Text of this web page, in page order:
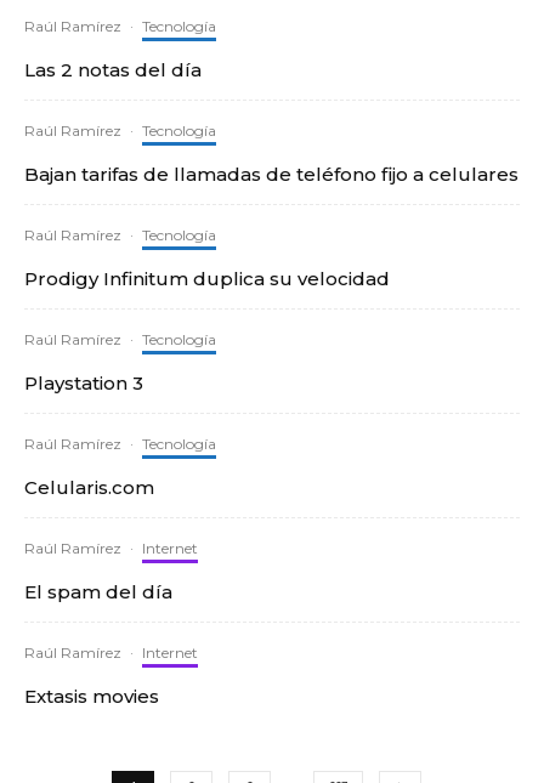
Raúl Ramírez · Tecnología
Las 2 notas del día
Raúl Ramírez · Tecnología
Bajan tarifas de llamadas de teléfono fijo a celulares
Raúl Ramírez · Tecnología
Prodigy Infinitum duplica su velocidad
Raúl Ramírez · Tecnología
Playstation 3
Raúl Ramírez · Tecnología
Celularis.com
Raúl Ramírez · Internet
El spam del día
Raúl Ramírez · Internet
Extasis movies